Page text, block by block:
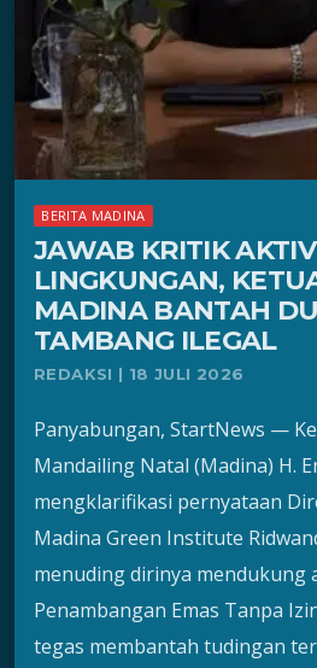
BERITA MADINA
JAWAB KRITIK
LINGKUNGAN,
MADINA BANTAH
TAMBANG ILEGAL
REDAKSI | 18 JULI 2026
Panyabungan, StartNews —
Mandailing Natal (Madina) H.
mengklarifikasi pernyataan
Madina Green Institute
menuding dirinya mendukung
Penambangan Emas Tanpa
tegas membantah tudingan